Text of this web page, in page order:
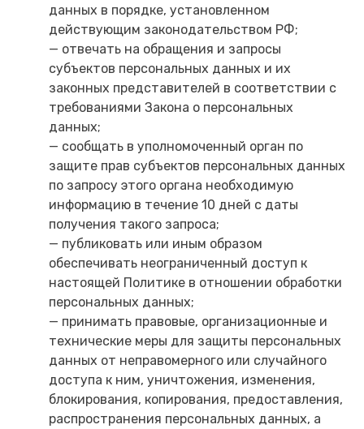
данных в порядке, установленном
действующим законодательством РФ;
— отвечать на обращения и запросы
субъектов персональных данных и их
законных представителей в соответствии с
требованиями Закона о персональных
данных;
— сообщать в уполномоченный орган по
защите прав субъектов персональных данных
по запросу этого органа необходимую
информацию в течение 10 дней с даты
получения такого запроса;
— публиковать или иным образом
обеспечивать неограниченный доступ к
настоящей Политике в отношении обработки
персональных данных;
— принимать правовые, организационные и
технические меры для защиты персональных
данных от неправомерного или случайного
доступа к ним, уничтожения, изменения,
блокирования, копирования, предоставления,
распространения персональных данных, а